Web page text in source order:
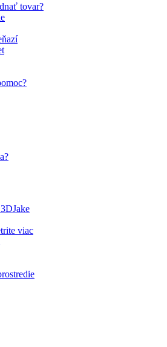
tovar?
viac